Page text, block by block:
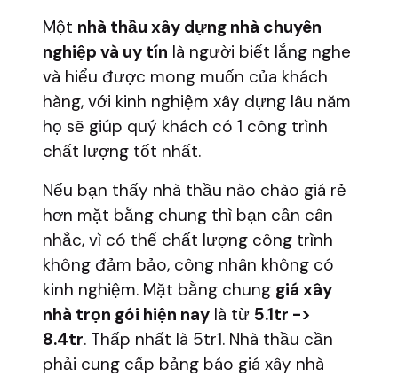
Một nhà thầu xây dựng nhà chuyên
nghiệp và uy tín là người biết lắng nghe
và hiểu được mong muốn của khách
hàng, với kinh nghiệm xây dựng lâu năm
họ sẽ giúp quý khách có 1 công trình
chất lượng tốt nhất.
Nếu bạn thấy nhà thầu nào chào giá rẻ
hơn mặt bằng chung thì bạn cần cân
nhắc, vì có thể chất lượng công trình
không đảm bảo, công nhân không có
kinh nghiệm. Mặt bằng chung giá xây
nhà trọn gói hiện nay là từ 5.1tr ->
8.4tr. Thấp nhất là 5tr1. Nhà thầu cần
phải cung cấp bảng báo giá xây nhà